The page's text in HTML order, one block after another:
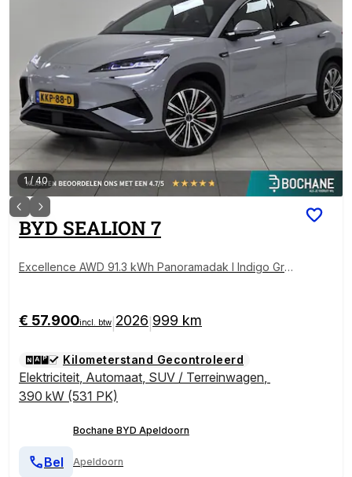
1/ 40
BYD SEALION 7
Excellence AWD 91.3 kWh Panoramadak l Indigo Gre
€ 57.900incl. btw 2026 999 km
Kilometerstand Gecontroleerd
Elektriciteit, Automaat, SUV / Terreinwagen,
390 kW (531 PK)
Bochane BYD Apeldoorn
Apeldoorn
Bel